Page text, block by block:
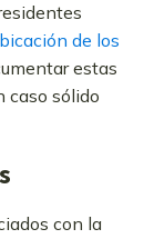
de los
estas
caso sólido
con la